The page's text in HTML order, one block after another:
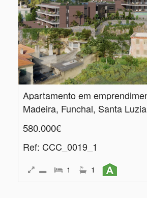
Madeira, Funchal, Santa Luzia
580.000€
Ref: CCC_0019_1
1 1